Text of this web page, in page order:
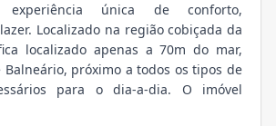
única de conforto,
Localizado na região cobiçada da
localizado apenas a 70m do mar,
Balneário, próximo a todos os tipos de
para o dia-a-dia. O imóvel